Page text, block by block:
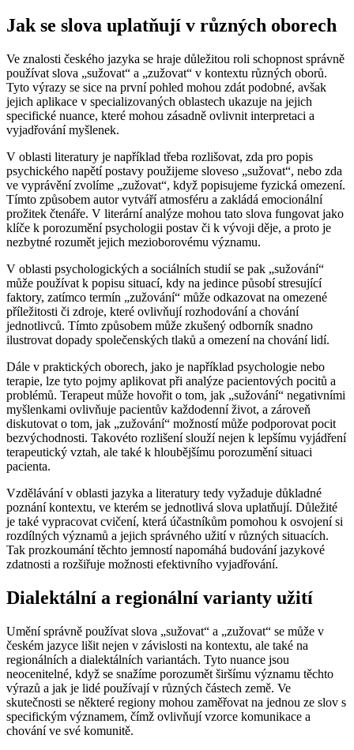
Jak se slova uplatňují v různých oborech
Ve znalosti českého jazyka se hraje důležitou roli schopnost správně
používat slova „sužovat“ a „zužovat“ v kontextu různých oborů.
Tyto výrazy se sice na první pohled mohou zdát podobné, avšak
jejich aplikace v specializovaných oblastech ukazuje na jejich
specifické nuance, které mohou zásadně ovlivnit interpretaci a
vyjadřování myšlenek.
V oblasti literatury je například třeba rozlišovat, zda pro popis
psychického napětí postavy použijeme sloveso „sužovat“, nebo zda
ve vyprávění zvolíme „zužovat“, když popisujeme fyzická omezení.
Tímto způsobem autor vytváří atmosféru a zakládá emocionální
prožitek čtenáře. V literární analýze mohou tato slova fungovat jako
klíče k porozumění psychologii postav či k vývoji děje, a proto je
nezbytné rozumět jejich mezioborovému významu.
V oblasti psychologických a sociálních studií se pak „sužování“
může používat k popisu situací, kdy na jedince působí stresující
faktory, zatímco termín „zužování“ může odkazovat na omezené
příležitosti či zdroje, které ovlivňují rozhodování a chování
jednotlivců. Tímto způsobem může zkušený odborník snadno
ilustrovat dopady společenských tlaků a omezení na chování lidí.
Dále v praktických oborech, jako je například psychologie nebo
terapie, lze tyto pojmy aplikovat při analýze pacientových pocitů a
problémů. Terapeut může hovořit o tom, jak „sužování“ negativními
myšlenkami ovlivňuje pacientův každodenní život, a zároveň
diskutovat o tom, jak „zužování“ možností může podporovat pocit
bezvýchodnosti. Takovéto rozlišení slouží nejen k lepšímu vyjádření
terapeutický vztah, ale také k hloubějšímu porozumění situaci
pacienta.
Vzdělávání v oblasti jazyka a literatury tedy vyžaduje důkladné
poznání kontextu, ve kterém se jednotlivá slova uplatňují. Důležité
je také vypracovat cvičení, která účastníkům pomohou k osvojení si
rozdílných významů a jejich správného užití v různých situacích.
Tak prozkoumání těchto jemností napomáhá budování jazykové
zdatnosti a rozšiřuje možnosti efektivního vyjadřování.
Dialektální a regionální varianty užití
Umění správně používat slova „sužovat“ a „zužovat“ se může v
českém jazyce lišit nejen v závislosti na kontextu, ale také na
regionálních a dialektálních variantách. Tyto nuance jsou
neocenitelné, když se snažíme porozumět širšímu významu těchto
výrazů a jak je lidé používají v různých částech země. Ve
skutečnosti se některé regiony mohou zaměřovat na jednou ze slov s
specifickým významem, čímž ovlivňují vzorce komunikace a
chování ve své komunitě.